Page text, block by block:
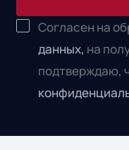
Согласен на
данных, на
подтверждаю,